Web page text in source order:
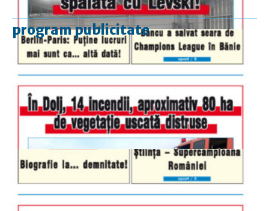
program publicitate
luni-vineri
9.00 - 17.00
duminică
9.00 - 12.00